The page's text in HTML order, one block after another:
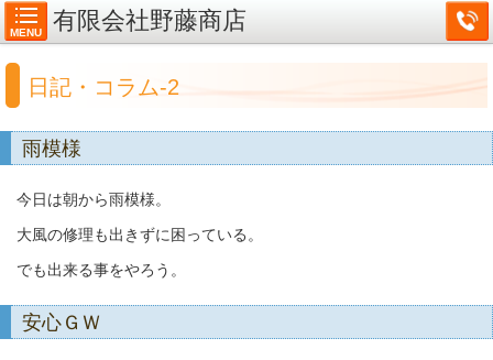
MENU 有限会社野藤商店
日記・コラム-2
雨模様
今日は朝から雨模様。
大風の修理も出きずに困っている。
でも出来る事をやろう。
安心ＧＷ